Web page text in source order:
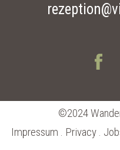
©2024
Impressum . Privacy.